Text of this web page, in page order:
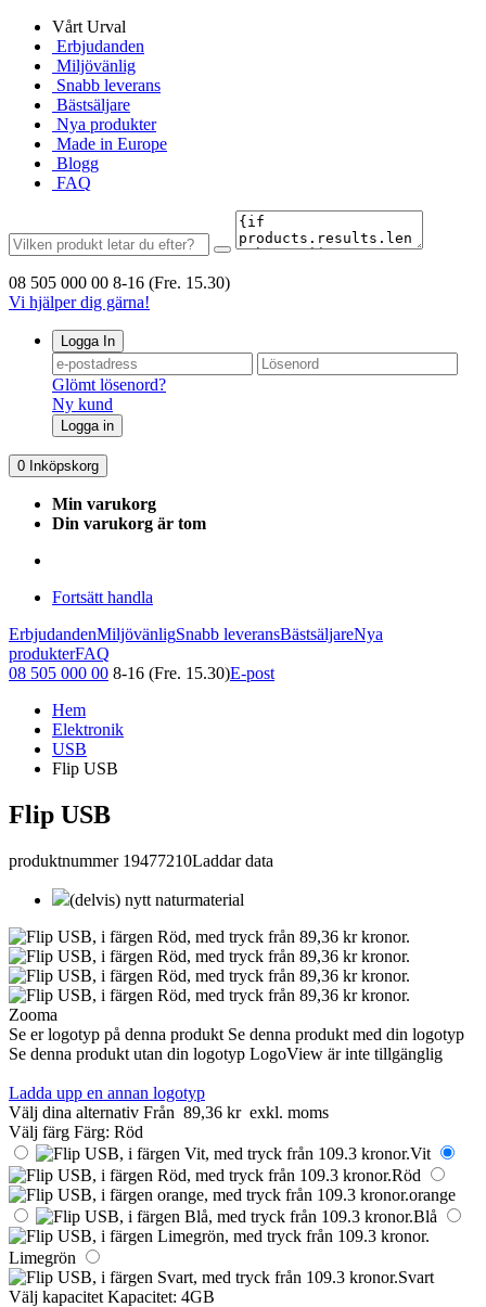
Vårt Urval
Erbjudanden
Miljövänlig
Snabb leverans
Bästsäljare
Nya produkter
Made in Europe
Blogg
FAQ
08 505 000 00 8-16 (Fre. 15.30)
Vi hjälper dig gärna!
Logga In
Glömt lösenord?
Ny kund
Logga in
0 Inköpskorg
Min varukorg
Din varukorg är tom
Fortsätt handla
ErbjudandenMiljövänligSnabb leveransBästsäljareNya
produkterFAQ
08 505 000 00 8-16 (Fre. 15.30)E-post
Hem
Elektronik
USB
Flip USB
Flip USB
produktnummer 19477210Laddar data
(delvis) nytt naturmaterial
Zooma
Se er logotyp på denna produkt Se denna produkt med din logotyp
Se denna produkt utan din logotyp LogoView är inte tillgänglig
Ladda upp en annan logotyp
Välj dina alternativ Från 89,36 kr exkl. moms
Välj färg Färg: Röd
Vit
Röd
orange
Blå
Limegrön
Svart
Välj kapacitet Kapacitet: 4GB